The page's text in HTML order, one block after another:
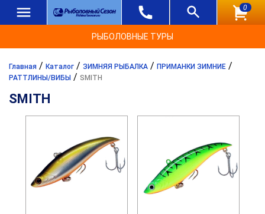
0
РЫБОЛОВНЫЕ ТУРЫ
Главная / Каталог / ЗИМНЯЯ РЫБАЛКА / ПРИМАНКИ ЗИМНИЕ /
РАТТЛИНЫ/ВИБЫ / SMITH
SMITH